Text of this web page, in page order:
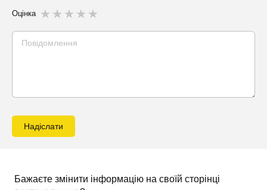
Оцінка
Надіслати
Бажаєте змінити інформацію на своїй сторінці